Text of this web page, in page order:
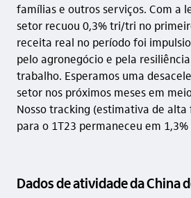
famílias e outros serviços. Com a
setor recuou 0,3% tri/tri no
receita real no período foi
pelo agronegócio e pela
trabalho. Esperamos uma
setor nos próximos meses em
Nosso tracking (estimativa de alta
para o 1T23 permaneceu em
Dados de atividade da China